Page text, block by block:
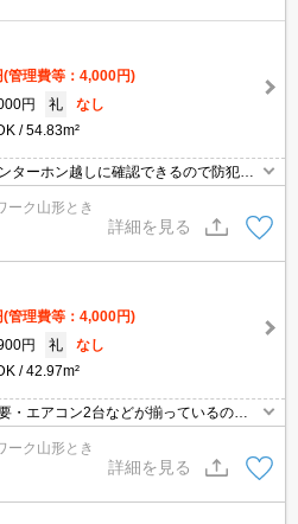
(管理費等：4,000円)
円 礼
なし
54.83m²
ターホン越しに確認できるので防犯対
クスがあれば就寝中やリモートワーク
いときに、再配達の手間なしに荷物を
ット使用料不要・エアコン2台などが
しやすいお部屋になります。こちらは
ーク山形とき
詳細を見る
(管理費等：4,000円)
円 礼
なし
42.97m²
・エアコン2台などが揃っているの
屋になります。不在時でも荷物を受け
調整の手間が省ける宅配ボックスが付
穴を覗きに行かなくてもインターホン
きるので防犯対策につながります。南
ーク山形とき
詳細を見る